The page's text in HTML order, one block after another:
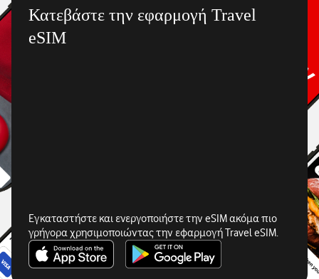
Κατεβάστε την εφαρμογή Travel
eSIM
Εγκαταστήστε και ενεργοποιήστε την eSIM ακόμα πιο
γρήγορα χρησιμοποιώντας την εφαρμογή Travel eSIM.